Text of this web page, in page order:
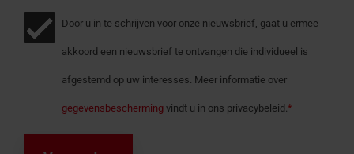
Door u in te schrijven voor onze nieuwsbrief, gaat u ermee
akkoord een nieuwsbrief te ontvangen die individueel is
afgestemd op uw interesses. Meer informatie over
gegevensbescherming vindt u in ons privacybeleid.*